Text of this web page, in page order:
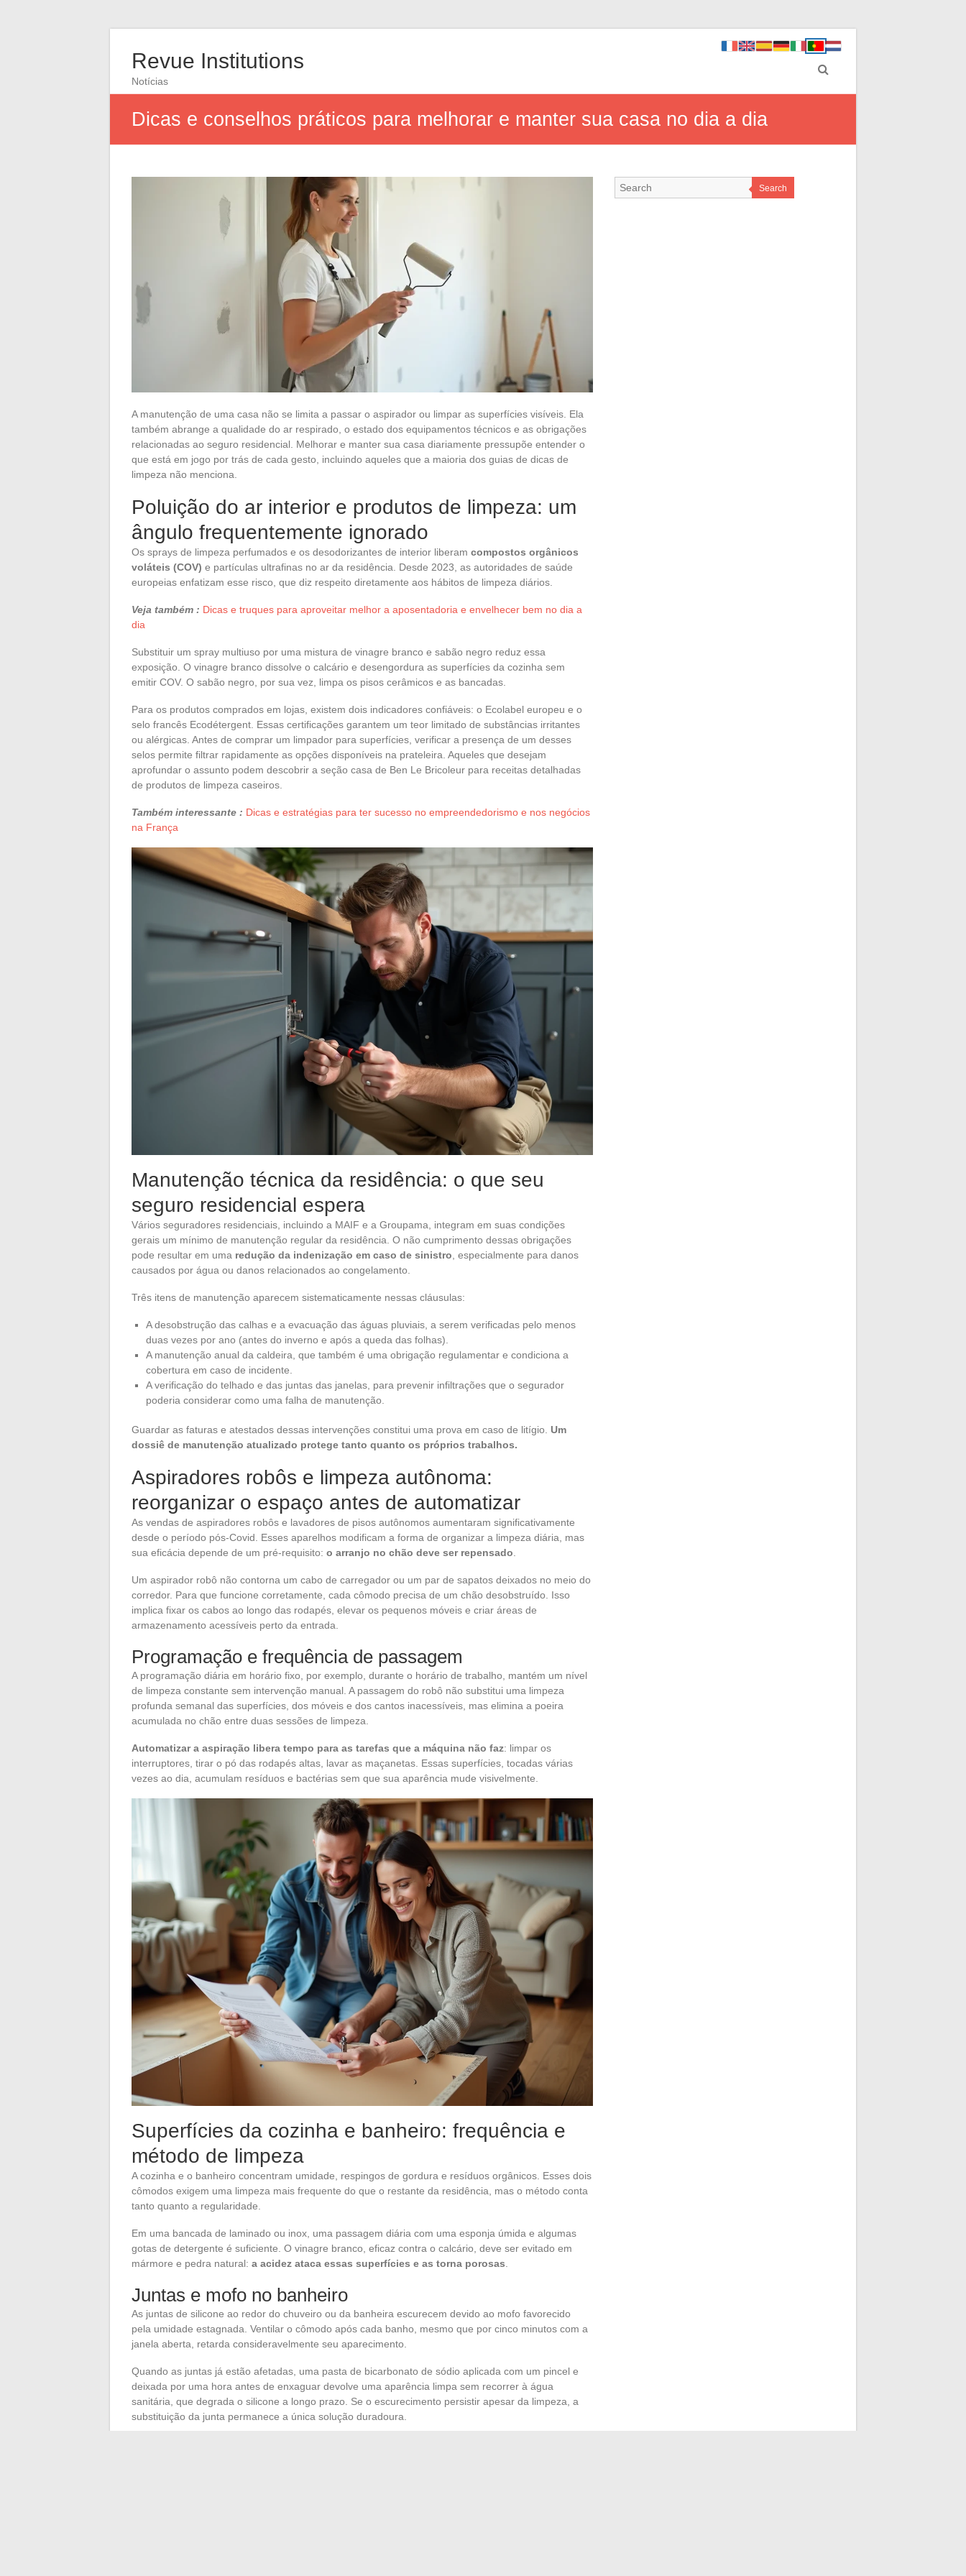
Revue Institutions
Notícias
Dicas e conselhos práticos para melhorar e manter sua casa no dia a dia
A manutenção de uma casa não se limita a passar o aspirador ou limpar as superfícies visíveis. Ela
também abrange a qualidade do ar respirado, o estado dos equipamentos técnicos e as obrigações
relacionadas ao seguro residencial. Melhorar e manter sua casa diariamente pressupõe entender o
que está em jogo por trás de cada gesto, incluindo aqueles que a maioria dos guias de dicas de
limpeza não menciona.
Poluição do ar interior e produtos de limpeza: um
ângulo frequentemente ignorado
Os sprays de limpeza perfumados e os desodorizantes de interior liberam compostos orgânicos
voláteis (COV) e partículas ultrafinas no ar da residência. Desde 2023, as autoridades de saúde
europeias enfatizam esse risco, que diz respeito diretamente aos hábitos de limpeza diários.
Veja também : Dicas e truques para aproveitar melhor a aposentadoria e envelhecer bem no dia a
dia
Substituir um spray multiuso por uma mistura de vinagre branco e sabão negro reduz essa
exposição. O vinagre branco dissolve o calcário e desengordura as superfícies da cozinha sem
emitir COV. O sabão negro, por sua vez, limpa os pisos cerâmicos e as bancadas.
Para os produtos comprados em lojas, existem dois indicadores confiáveis: o Ecolabel europeu e o
selo francês Ecodétergent. Essas certificações garantem um teor limitado de substâncias irritantes
ou alérgicas. Antes de comprar um limpador para superfícies, verificar a presença de um desses
selos permite filtrar rapidamente as opções disponíveis na prateleira. Aqueles que desejam
aprofundar o assunto podem descobrir a seção casa de Ben Le Bricoleur para receitas detalhadas
de produtos de limpeza caseiros.
Também interessante : Dicas e estratégias para ter sucesso no empreendedorismo e nos negócios
na França
Manutenção técnica da residência: o que seu
seguro residencial espera
Vários seguradores residenciais, incluindo a MAIF e a Groupama, integram em suas condições
gerais um mínimo de manutenção regular da residência. O não cumprimento dessas obrigações
pode resultar em uma redução da indenização em caso de sinistro , especialmente para danos
causados por água ou danos relacionados ao congelamento.
Três itens de manutenção aparecem sistematicamente nessas cláusulas:
A desobstrução das calhas e a evacuação das águas pluviais, a serem verificadas pelo menos
duas vezes por ano (antes do inverno e após a queda das folhas).
A manutenção anual da caldeira, que também é uma obrigação regulamentar e condiciona a
cobertura em caso de incidente.
A verificação do telhado e das juntas das janelas, para prevenir infiltrações que o segurador
poderia considerar como uma falha de manutenção.
Guardar as faturas e atestados dessas intervenções constitui uma prova em caso de litígio. Um
dossiê de manutenção atualizado protege tanto quanto os próprios trabalhos.
Aspiradores robôs e limpeza autônoma:
reorganizar o espaço antes de automatizar
As vendas de aspiradores robôs e lavadores de pisos autônomos aumentaram significativamente
desde o período pós-Covid. Esses aparelhos modificam a forma de organizar a limpeza diária, mas
sua eficácia depende de um pré-requisito: o arranjo no chão deve ser repensado
Um aspirador robô não contorna um cabo de carregador ou um par de sapatos deixados no meio do
corredor. Para que funcione corretamente, cada cômodo precisa de um chão desobstruído. Isso
implica fixar os cabos ao longo das rodapés, elevar os pequenos móveis e criar áreas de
armazenamento acessíveis perto da entrada.
Programação e frequência de passagem
A programação diária em horário fixo, por exemplo, durante o horário de trabalho, mantém um nível
de limpeza constante sem intervenção manual. A passagem do robô não substitui uma limpeza
profunda semanal das superfícies, dos móveis e dos cantos inacessíveis, mas elimina a poeira
acumulada no chão entre duas sessões de limpeza.
Automatizar a aspiração libera tempo para as tarefas que a máquina não faz: limpar os
interruptores, tirar o pó das rodapés altas, lavar as maçanetas. Essas superfícies, tocadas várias
vezes ao dia, acumulam resíduos e bactérias sem que sua aparência mude visivelmente.
Superfícies da cozinha e banheiro: frequência e
método de limpeza
A cozinha e o banheiro concentram umidade, respingos de gordura e resíduos orgânicos. Esses dois
cômodos exigem uma limpeza mais frequente do que o restante da residência, mas o método conta
tanto quanto a regularidade.
Em uma bancada de laminado ou inox, uma passagem diária com uma esponja úmida e algumas
gotas de detergente é suficiente. O vinagre branco, eficaz contra o calcário, deve ser evitado em
mármore e pedra natural: a acidez ataca essas superfícies e as torna porosas
Juntas e mofo no banheiro
As juntas de silicone ao redor do chuveiro ou da banheira escurecem devido ao mofo favorecido
pela umidade estagnada. Ventilar o cômodo após cada banho, mesmo que por cinco minutos com a
janela aberta, retarda consideravelmente seu aparecimento.
Quando as juntas já estão afetadas, uma pasta de bicarbonato de sódio aplicada com um pincel e
deixada por uma hora antes de enxaguar devolve uma aparência limpa sem recorrer à água
sanitária, que degrada o silicone a longo prazo. Se o escurecimento persistir apesar da limpeza, a
substituição da junta permanece a única solução duradoura.
Search